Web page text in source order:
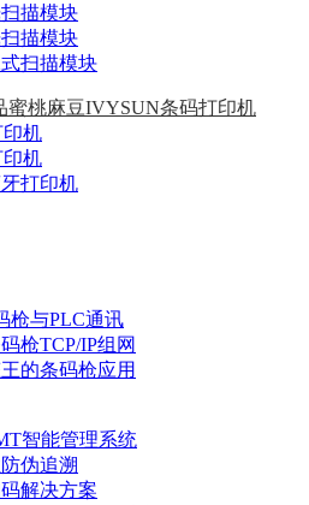
描模块
描模块
扫描模块
蜜桃麻豆IVYSUN条码打印机
印机
印机
打印机
枪与PLC通讯
枪TCP/IP组网
的条码枪应用
智能管理系统
伪追溯
解决方案